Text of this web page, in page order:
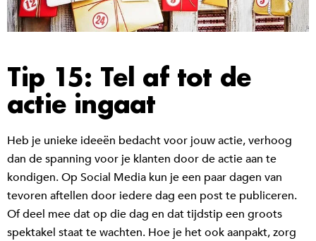
Tip 15: Tel af tot de
actie ingaat
Heb je unieke ideeën bedacht voor jouw actie, verhoog
dan de spanning voor je klanten door de actie aan te
kondigen. Op Social Media kun je een paar dagen van
tevoren aftellen door iedere dag een post te publiceren.
Of deel mee dat op die dag en dat tijdstip een groots
spektakel staat te wachten. Hoe je het ook aanpakt, zorg